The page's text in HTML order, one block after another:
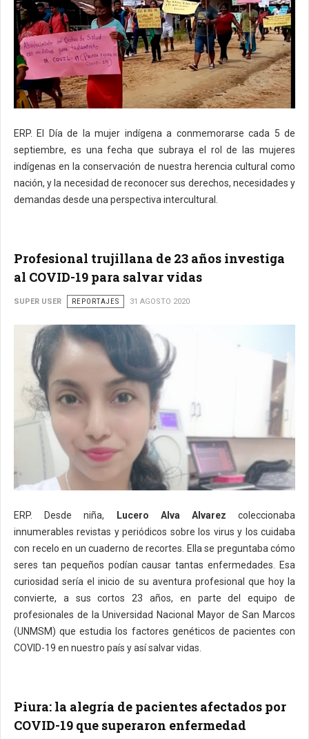
ERP. El Día de la mujer indígena a conmemorarse cada 5 de
septiembre, es una fecha que subraya el rol de las mujeres
indígenas en la conservación de nuestra herencia cultural como
nación, y la necesidad de reconocer sus derechos, necesidades y
demandas desde una perspectiva intercultural.
Profesional trujillana de 23 años investiga
al COVID-19 para salvar vidas
SUPER USER REPORTAJES 31 AGOSTO 2020
ERP. Desde niña, Lucero Alva Alvarez coleccionaba
innumerables revistas y periódicos sobre los virus y los cuidaba
con recelo en un cuaderno de recortes. Ella se preguntaba cómo
seres tan pequeños podían causar tantas enfermedades. Esa
curiosidad sería el inicio de su aventura profesional que hoy la
convierte, a sus cortos 23 años, en parte del equipo de
profesionales de la Universidad Nacional Mayor de San Marcos
(UNMSM) que estudia los factores genéticos de pacientes con
COVID-19 en nuestro país y así salvar vidas.
Piura: la alegría de pacientes afectados por
COVID-19 que superaron enfermedad